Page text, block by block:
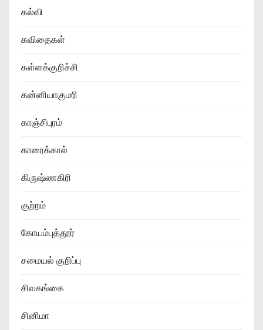
கல்வி
கவிதைகள்
கள்ளக்குறிச்சி
கன்னியாகுமரி
காஞ்சிபுரம்
காரைக்கால்
கிருஷ்ணகிரி
குற்றம்
கோயம்புத்தூர்
சமையல் குறிப்பு
சிவகங்கை
சினிமா